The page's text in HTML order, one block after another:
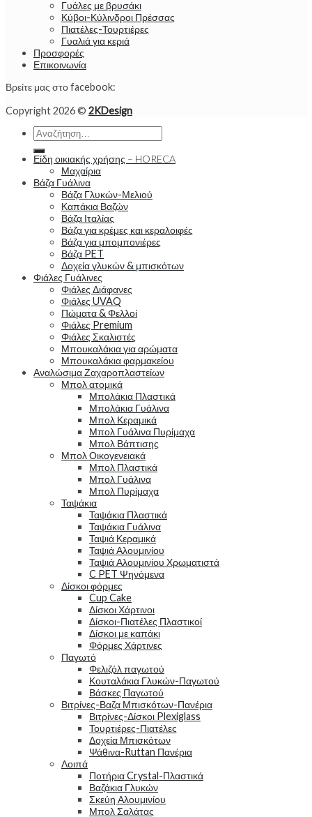
Γυάλες με βρυσάκι
Κύβοι-Κύλινδροι Πρέσσας
Πιατέλες-Τουρτιέρες
Γυαλιά για κεριά
Προσφορές
Επικοινωνία
Βρείτε μας στο facebook:
Copyright 2026 © 2KDesign
Αναζήτηση
για:
Είδη οικιακής χρήσης – HORECA
Μαχαίρια
Βάζα Γυάλινα
Βάζα Γλυκών-Μελιού
Καπάκια Βαζών
Βάζα Ιταλίας
Βάζα για κρέμες και κεραλοιφές
Βάζα για μπομπονιέρες
Βάζα PET
Δοχεία γλυκών & μπισκότων
Φιάλες Γυάλινες
Φιάλες Διάφανες
Φιάλες UVAQ
Πώματα & Φελλοί
Φιάλες Premium
Φιάλες Σκαλιστές
Μπουκαλάκια για αρώματα
Μπουκαλάκια φαρμακείου
Αναλώσιμα Ζαχαροπλαστείων
Μπολ ατομικά
Μπολάκια Πλαστικά
Μπολάκια Γυάλινα
Μπολ Κεραμικά
Μπολ Γυάλινα Πυρίμαχα
Μπολ Βάπτισης
Μπολ Οικογενειακά
Μπολ Πλαστικά
Μπολ Γυάλινα
Μπολ Πυρίμαχα
Ταψάκια
Ταψάκια Πλαστικά
Ταψάκια Γυάλινα
Ταψιά Κεραμικά
Ταψιά Αλουμινίου
Ταψιά Αλουμινίου Χρωματιστά
C PET Ψηνόμενα
Δίσκοι φόρμες
Cup Cake
Δίσκοι Χάρτινοι
Δίσκοι-Πιατέλες Πλαστικοί
Δίσκοι με καπάκι
Φόρμες Χάρτινες
Παγωτό
Φελιζόλ παγωτού
Κουταλάκια Γλυκών-Παγωτού
Βάσκες Παγωτού
Βιτρίνες-Βαζα Μπισκότων-Πανέρια
Βιτρίνες-Δίσκοι Plexiglass
Τουρτιέρες-Πιατέλες
Δοχεία Μπισκότων
Ψάθινα-Ruttan Πανέρια
Λοιπά
Ποτήρια Crystal-Πλαστικά
Βαζάκια Γλυκών
Σκεύη Αλουμινίου
Μπολ Σαλάτας